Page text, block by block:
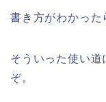
書き方がわかった
そういった使い道
ぞ。